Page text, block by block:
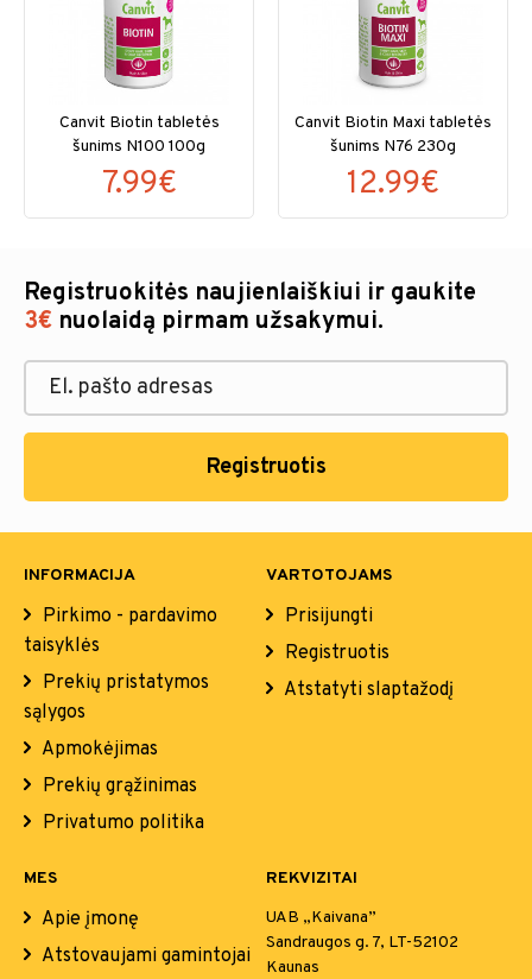
Canvit Biotin tabletės
šunims N100 100g
7.99€
Canvit Biotin Maxi tabletės
šunims N76 230g
12.99€
Registruokitės naujienlaiškiui ir gaukite
3€ nuolaidą pirmam užsakymui.
Registruotis
INFORMACIJA
Pirkimo - pardavimo
taisyklės
Prekių pristatymos
sąlygos
Apmokėjimas
Prekių grąžinimas
Privatumo politika
VARTOTOJAMS
Prisijungti
Registruotis
Atstatyti slaptažodį
MES
Apie įmonę
Atstovaujami gamintojai
REKVIZITAI
UAB „Kaivana”
Sandraugos g. 7, LT-52102
Kaunas